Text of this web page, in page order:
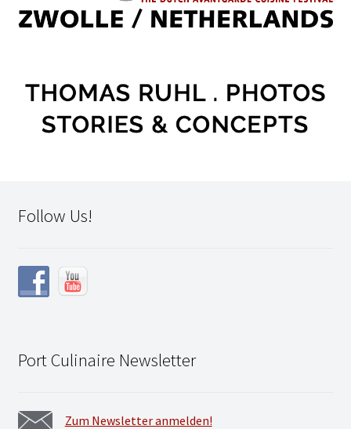
Follow Us!
Port Culinaire Newsletter
Zum Newsletter anmelden!